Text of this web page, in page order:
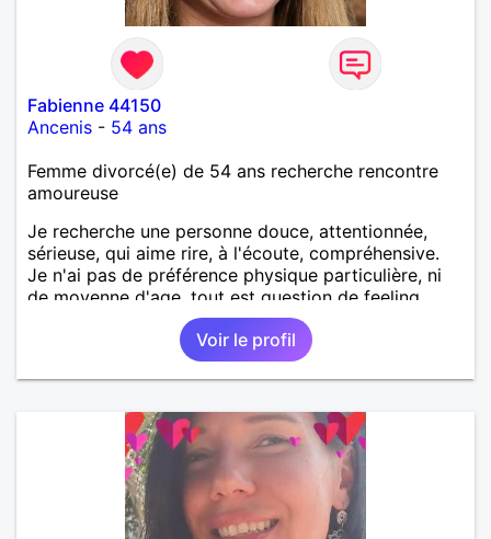
Fabienne 44150
Ancenis - 54 ans
Femme divorcé(e) de 54 ans recherche rencontre
amoureuse
Je recherche une personne douce, attentionnée,
sérieuse, qui aime rire, à l'écoute, compréhensive.
Je n'ai pas de préférence physique particulière, ni
de moyenne d'age, tout est question de feeling.
Voir le profil